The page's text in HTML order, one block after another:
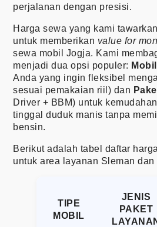
perjalanan dengan presisi.
Harga sewa yang kami
untuk memberikan value for
sewa mobil Jogja. Kami
menjadi dua opsi populer:
Anda yang ingin fleksibel
sesuai pemakaian riil) dan
Driver + BBM) untuk
tinggal duduk manis tanpa
bensin.
Berikut adalah tabel daftar
untuk area layanan Sleman dan
TIPE
MOBIL
JENIS
PAKET